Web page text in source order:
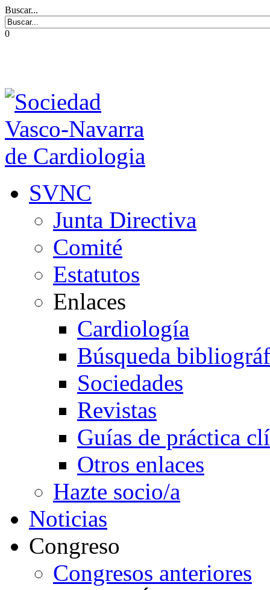
Buscar...
0
SVNC
Junta Directiva
Comité
Estatutos
Enlaces
Cardiología
Búsqueda
Sociedades
Revistas
Guías de práctica
Otros enlaces
Hazte socio/a
Noticias
Congreso
Congresos anteriores